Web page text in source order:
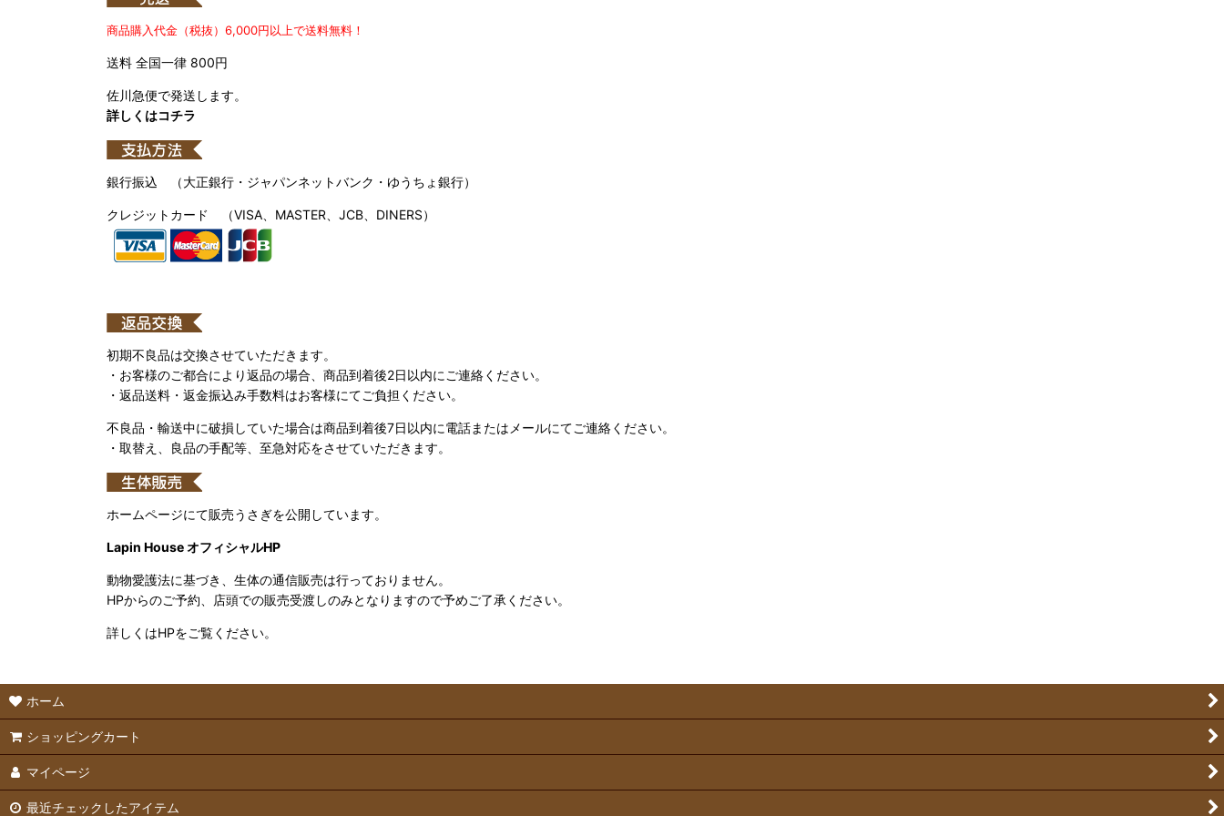
商品購入代金（税抜）6,000円以上で送料無料！
送料 全国一律 800円
佐川急便で発送します。
詳しくはコチラ
銀行振込 （大正銀行・ジャパンネットバンク・ゆうちょ銀行）
クレジットカード （VISA、MASTER、JCB、DINERS）
初期不良品は交換させていただきます。
・お客様のご都合により返品の場合、商品到着後2日以内にご連絡ください。
・返品送料・返金振込み手数料はお客様にてご負担ください。
不良品・輸送中に破損していた場合は商品到着後7日以内に電話またはメールにてご連絡ください。
・取替え、良品の手配等、至急対応をさせていただきます。
ホームページにて販売うさぎを公開しています。
Lapin House オフィシャルHP
動物愛護法に基づき、生体の通信販売は行っておりません。
HPからのご予約、店頭での販売受渡しのみとなりますので予めご了承ください。
詳しくはHPをご覧ください。
ホーム
ショッピングカート
マイページ
最近チェックしたアイテム